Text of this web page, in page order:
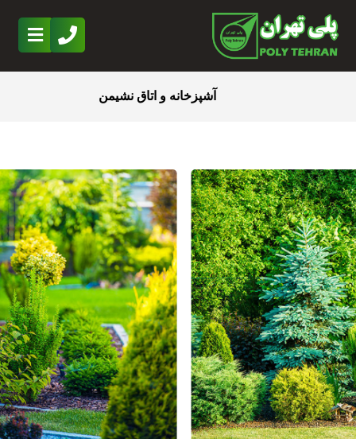
آشپزخانه و اتاق نشیمن